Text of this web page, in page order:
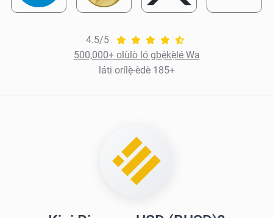
4.5/5
500,000+ olùlò ló gbẹ́kẹ̀lé Wa
láti orílẹ̀-èdè 185+